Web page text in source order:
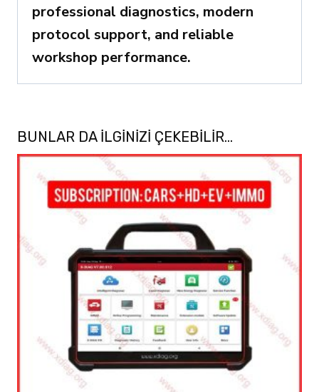
professional diagnostics, modern
protocol support, and reliable
workshop performance.
BUNLAR DA ILGINIZI ÇEKEBILIR…